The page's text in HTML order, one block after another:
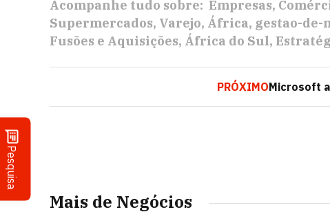
Pesquisa
Acompanhe tudo sobre: Empresas
Supermercados Varejo África gestao-de-
Fusões e Aquisições África do Sul
PRÓXIMOMicrosoft
Mais de Negócios